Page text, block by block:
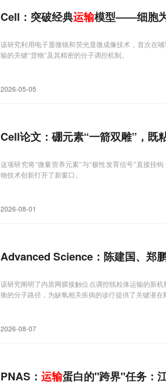
Cell：突破经典运输模型——细胞为
该研究利用电子显微镜和荧光显微成像技术，首次在
输的关键“货物”及其精密的分子调控机制。
2026-05-05
Cell论文：硼元素“一箭双雕”，既
这项研究将“微量营养元素”与“极性发育信号”直接挂
物技术创新打开了新窗口。
2026-08-01
Advanced Science：陈建国、郑
该研究阐明了内质网膜接触位点调控线粒体运输的新
衡的分子路径，为缺氧相关疾病的诊疗提供了关键潜在
2026-08-07
PNAS： 运输蛋白的"跨界"任务：